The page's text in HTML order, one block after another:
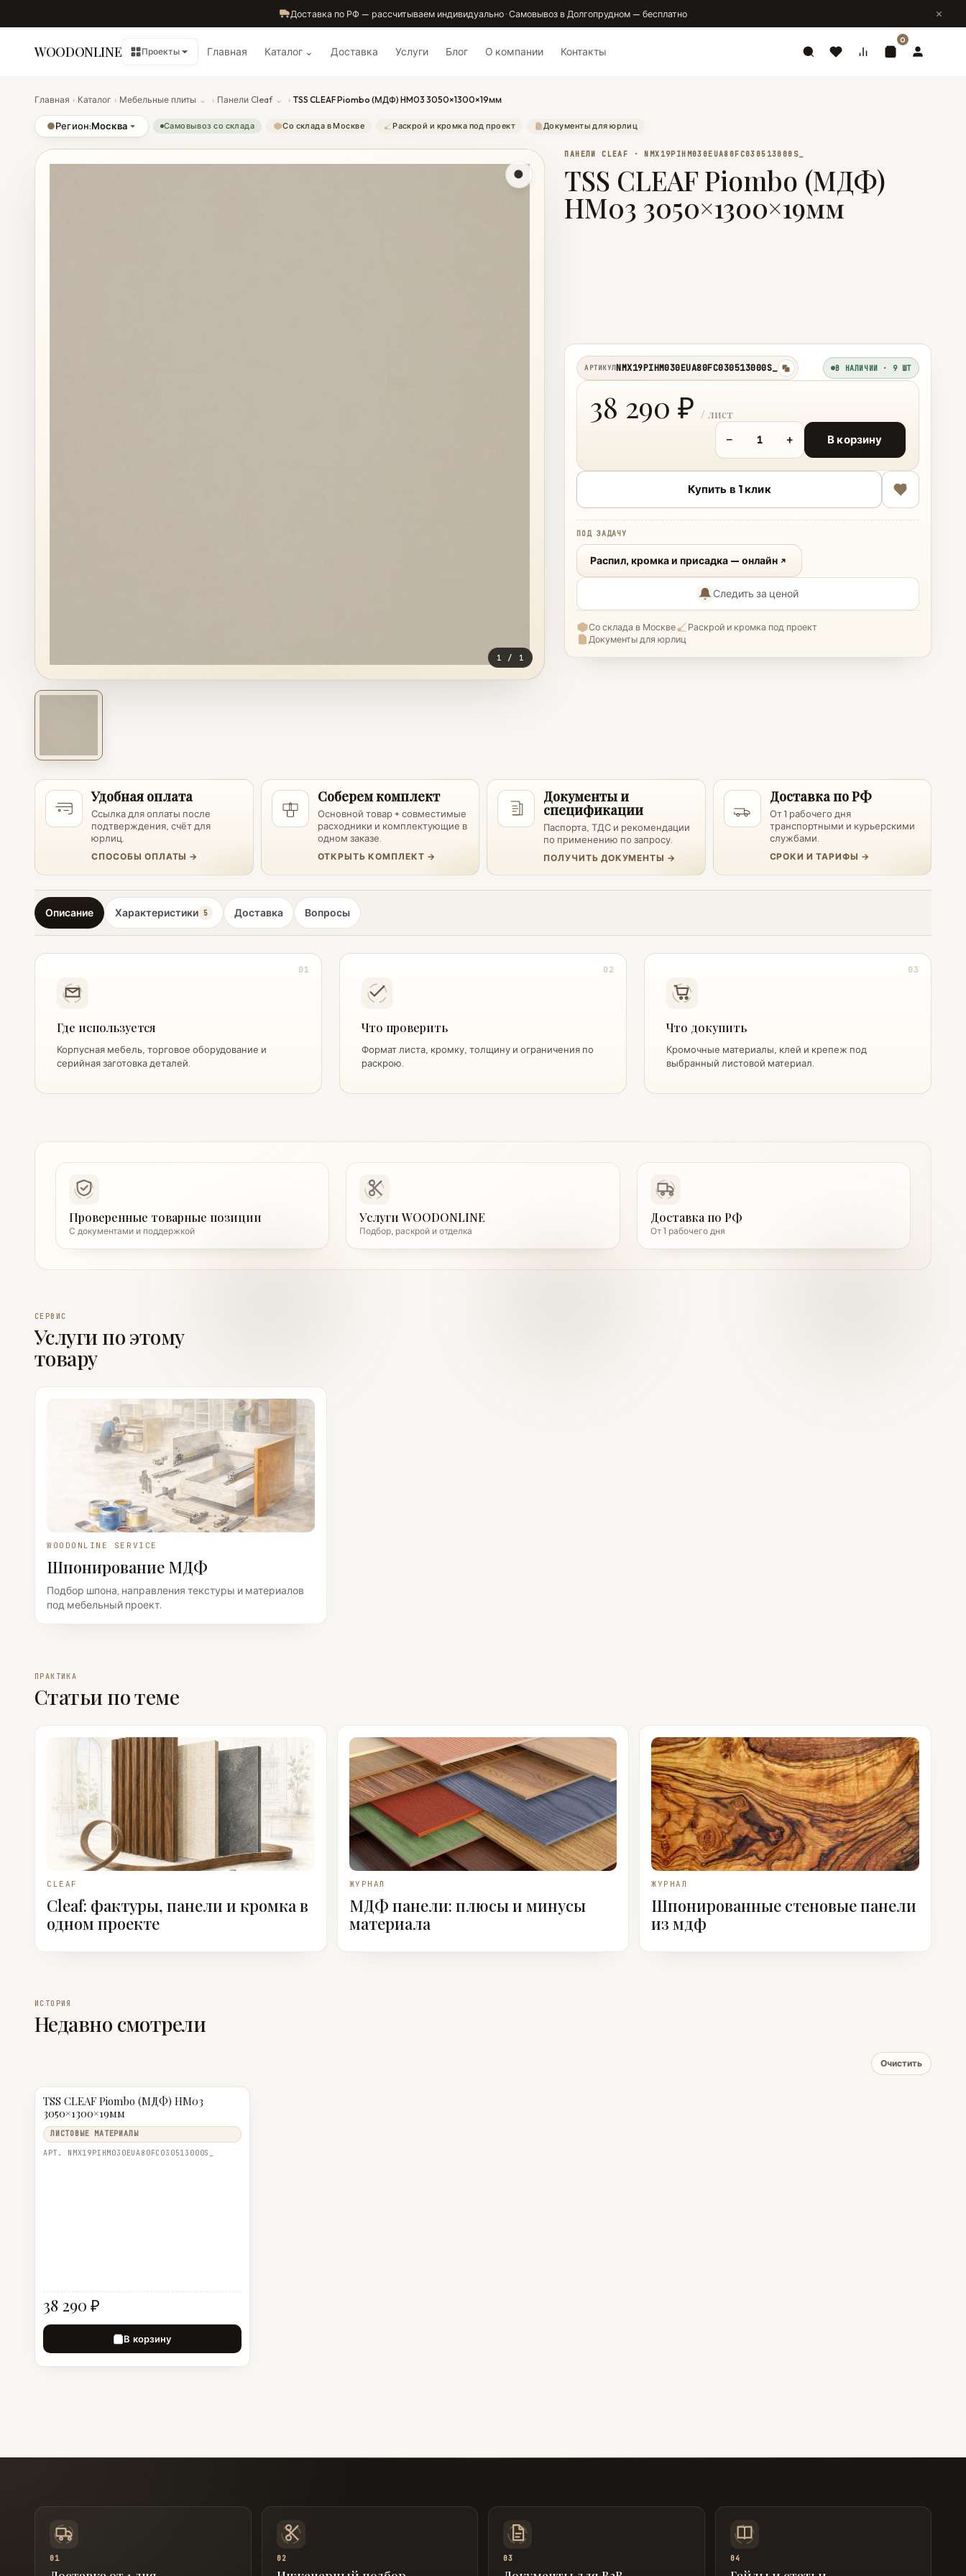
Доставка по РФ — рассчитываем индивидуально · Самовывоз в Долгопрудном — бесплатно
WOODONLINE Проекты Главная Каталог ⌄ Доставка Услуги Блог О компании Контакты
0
Главная › Каталог › Мебельные плиты ⌄ › Панели Cleaf ⌄ › TSS CLEAF Piombo (МДФ) HM03 3050×1300×19мм
●Регион:Москва Самовывоз со склада Со склада в Москве Раскрой и кромка под проект Документы для юрлиц
ПАНЕЛИ CLEAF · NMX19PIHM030EUA80FC030513000S_
TSS CLEAF Piombo (МДФ)
HM03 3050×1300×19мм
1 / 1
АРТИКУЛNMX19PIHM030EUA80FC030513000S_
копировать
В НАЛИЧИИ · 9 ШТ
38 290 ₽
− + В корзину
Купить в 1 клик
ПОД ЗАДАЧУ
Распил, кромка и присадка — онлайн
Следить за ценой
Со склада в Москве
Раскрой и кромка под проект
Документы для юрлиц
Удобная оплата
Ссылка для оплаты после
подтверждения, счёт для
юрлиц.
СПОСОБЫ ОПЛАТЫ →
Соберем комплект
Основной товар + совместимые
расходники и комплектующие в
одном заказе.
ОТКРЫТЬ КОМПЛЕКТ →
Документы и
спецификации
Паспорта, ТДС и рекомендации
по применению по запросу.
ПОЛУЧИТЬ ДОКУМЕНТЫ →
Доставка по РФ
От 1 рабочего дня
транспортными и курьерскими
службами.
СРОКИ И ТАРИФЫ →
Описание Характеристики 5 Доставка Вопросы
01
Где используется
Корпусная мебель, торговое оборудование и
серийная заготовка деталей.
02
Что проверить
Формат листа, кромку, толщину и ограничения по
раскрою.
03
Что докупить
Кромочные материалы, клей и крепеж под
выбранный листовой материал.
Проверенные товарные позиции
С документами и поддержкой
Услуги WOODONLINE
Подбор, раскрой и отделка
Доставка по РФ
От 1 рабочего дня
СЕРВИС
Услуги по этому
товару
WOODONLINE SERVICE
Шпонирование МДФ
Подбор шпона, направления текстуры и материалов
под мебельный проект.
ПРАКТИКА
Статьи по теме
CLEAF
Cleaf: фактуры, панели и кромка в
одном проекте
ЖУРНАЛ
МДФ панели: плюсы и минусы
материала
ЖУРНАЛ
Шпонированные стеновые панели
из мдф
ИСТОРИЯ
Недавно смотрели
Очистить
TSS CLEAF Piombo (МДФ) HM03
3050×1300×19мм
ЛИСТОВЫЕ МАТЕРИАЛЫ
АРТ. NMX19PIHM030EUA80FC030513000S_
38 290 ₽
В корзину
01 02 03 04